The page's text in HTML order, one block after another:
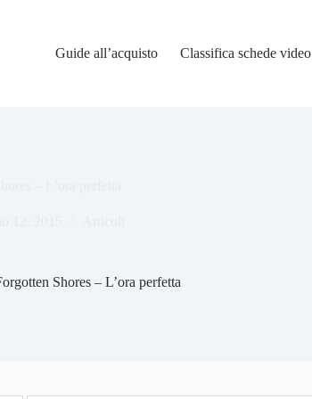
Guide all’acquisto
Classifica schede video
Shores – L’ora perfetta